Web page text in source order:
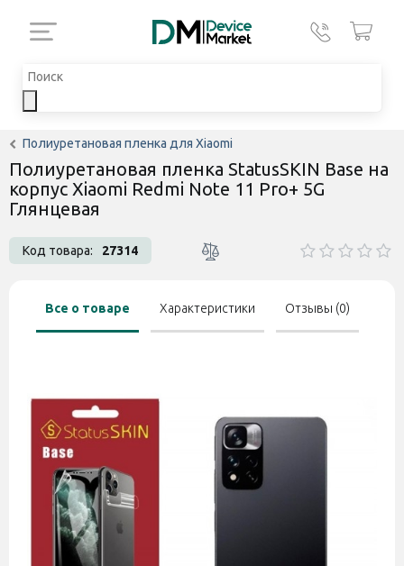
Полиуретановая пленка для Xiaomi
Полиуретановая пленка StatusSKIN Base на
корпус Xiaomi Redmi Note 11 Pro+ 5G
Глянцевая
Код товара: 27314
Все о товаре Характеристики Отзывы (0)